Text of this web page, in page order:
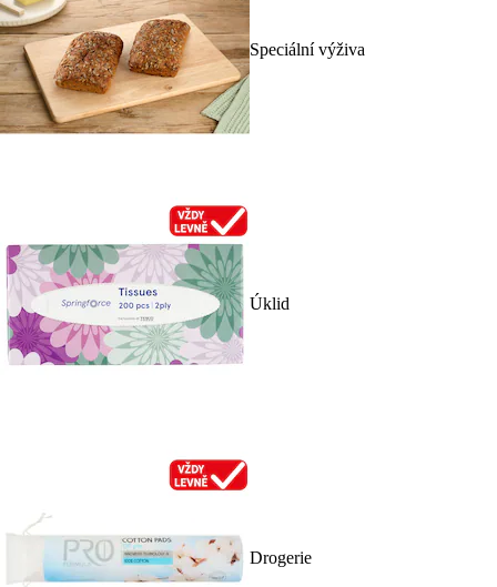
Speciální výživa
Úklid
Drogerie